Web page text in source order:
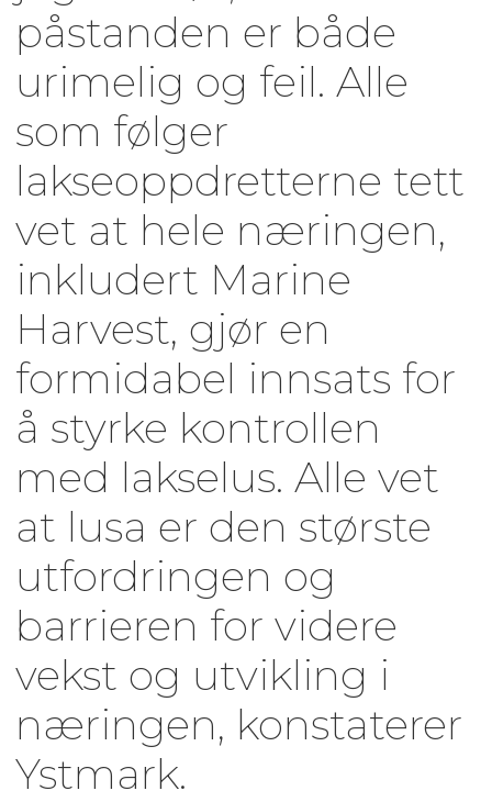
påstanden er både
urimelig og feil. Alle
som følger
lakseoppdretterne tett
vet at hele næringen,
inkludert Marine
Harvest, gjør en
formidabel innsats for
å styrke kontrollen
med lakselus. Alle vet
at lusa er den største
utfordringen og
barrieren for videre
vekst og utvikling i
næringen, konstaterer
Ystmark.